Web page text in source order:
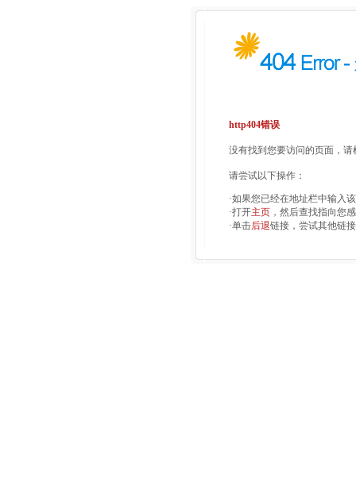
http404错误
没有找到您要访问的页面，
请尝试以下操作：
·如果您已经在地址栏中输入
·打开主页 ，然后查找指向您
·单击后退链接，尝试其他链